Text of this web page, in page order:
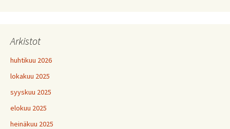
Arkistot
huhtikuu 2026
lokakuu 2025
syyskuu 2025
elokuu 2025
heinäkuu 2025